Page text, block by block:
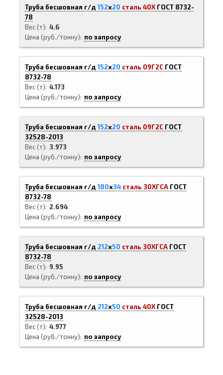
Труба бесшовная г/д152х20 сталь 40Х ГОСТ 8732-
78
Вес (т) 4.6
Цена (руб./тонну)
по запросу
Труба бесшовная г/д152х20 сталь 09Г2С ГОСТ
8732-78
Вес (т) 4.173
Цена (руб./тонну)
по запросу
Труба бесшовная г/д152х20 сталь 09Г2С ГОСТ
32528-2013
Вес (т)
3.973
Цена (руб./тонну)
по запросу
Труба бесшовная г/д180х34 сталь 30ХГСА ГОСТ
8732-78
Вес (т)
2.694
Цена (руб./тонну)
по запросу
Труба бесшовная г/д 212х50 сталь 30ХГСА ГОСТ
8732-78
Вес (т)
9.95
Цена (руб./тонну)
по запросу
Труба бесшовная г/д 212х50 сталь 40Х ГОСТ
32528-2013
Вес (т) 4.977
Цена (руб./тонну)
по запросу